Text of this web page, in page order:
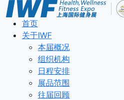
首页
关于IWF
本届概况
组织机构
日程安排
展品范围
往届回顾